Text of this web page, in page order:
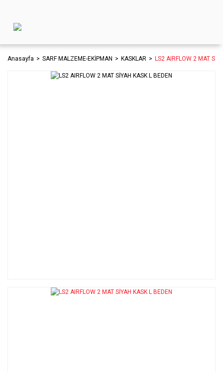
Anasayfa SARF MALZEME-EKİPMAN KASKLAR LS2 AIRFLOW 2 MAT